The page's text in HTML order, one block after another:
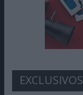
EXCLUSIVOS